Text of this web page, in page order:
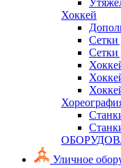
Хоккей
Сетки
Сетки
Уличное